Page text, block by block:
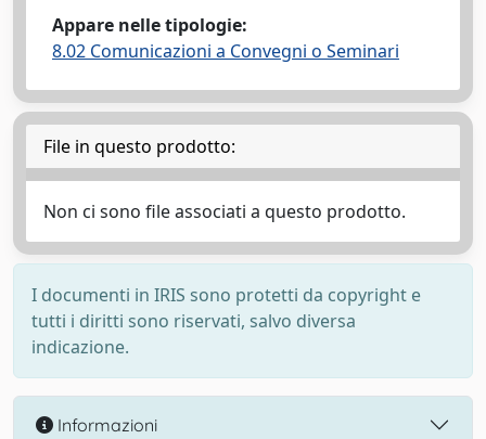
Appare nelle tipologie:
8.02 Comunicazioni a Convegni o Seminari
File in questo prodotto:
Non ci sono file associati a questo prodotto.
I documenti in IRIS sono protetti da copyright e
tutti i diritti sono riservati, salvo diversa
indicazione.
Informazioni